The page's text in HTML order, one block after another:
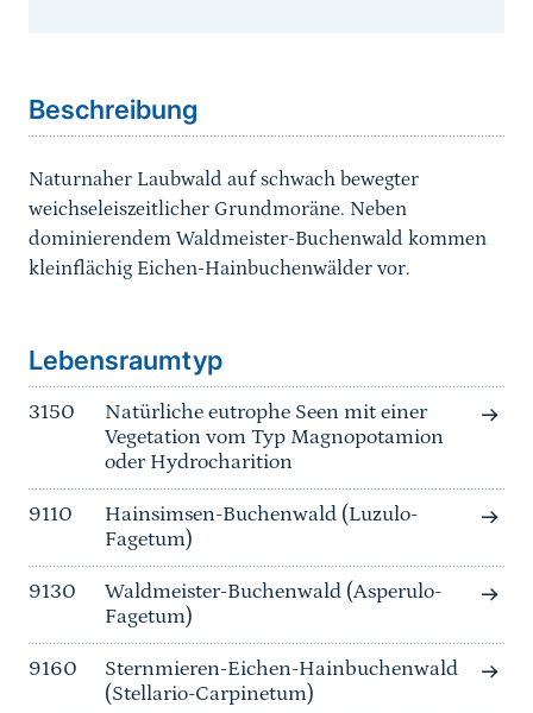
Beschreibung
Naturnaher Laubwald auf schwach bewegter
weichseleiszeitlicher Grundmoräne. Neben
dominierendem Waldmeister-Buchenwald kommen
kleinflächig Eichen-Hainbuchenwälder vor.
Lebensraumtyp
3150
Natürliche eutrophe Seen mit einer
Vegetation vom Typ Magnopotamion
oder Hydrocharition
9110
Hainsimsen-Buchenwald (Luzulo-
Fagetum)
9130
Waldmeister-Buchenwald (Asperulo-
Fagetum)
9160
Sternmieren-Eichen-Hainbuchenwald
(Stellario-Carpinetum)